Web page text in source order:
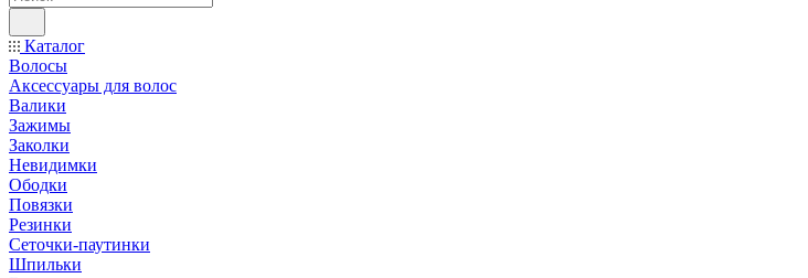
Каталог
Волосы
Аксессуары для волос
Валики
Зажимы
Заколки
Невидимки
Ободки
Повязки
Резинки
Сеточки-паутинки
Шпильки